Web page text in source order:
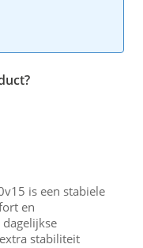
is een stabiele
en
stabiliteit